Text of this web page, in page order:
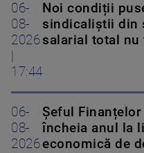
06-
08-
2026
17:44
Noi condiții
sindicaliștii din
salarial total nu
06-
08-
2026
Șeful
încheia anul la
economică de